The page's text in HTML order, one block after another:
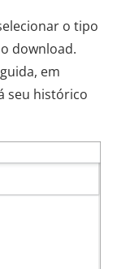
o tipo
download.
em
seu histórico